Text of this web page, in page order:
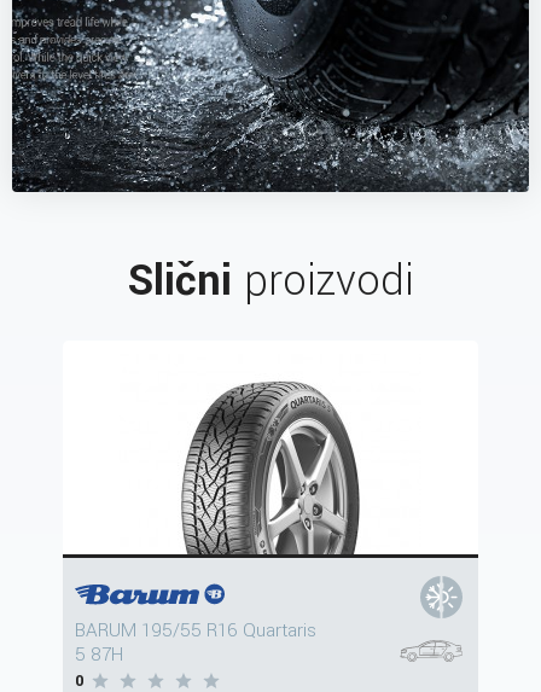
Slični proizvodi
BARUM 195/55 R16 Quartaris
5 87H
0